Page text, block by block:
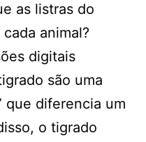
as listras do
animal?
digitais
são uma
que diferencia um
o tigrado